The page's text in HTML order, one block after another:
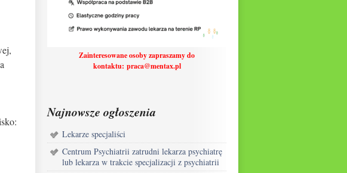
Zainteresowane osoby zapraszamy do
kontaktu: praca@mentax.pl
Najnowsze ogłoszenia
Lekarze specjaliści
Centrum Psychiatrii zatrudni lekarza psychiatrę
lub lekarza w trakcie specjalizacji z psychiatrii